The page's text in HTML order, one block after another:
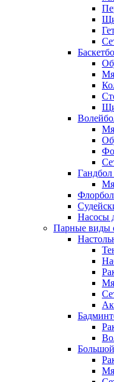
Гандбол
Флорбол
Насосы
Парные виды